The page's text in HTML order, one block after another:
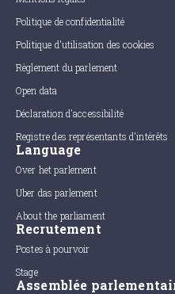
Politique de confidentialité
Politique d'utilisation des cookies
Règlement du parlement
Open data
Déclaration d'accessibilité
Registre des représentants d'intérêts
Language
Over het parlement
Uber das parlement
About the parliament
Recrutement
Postes à pourvoir
Stage
Assemblée